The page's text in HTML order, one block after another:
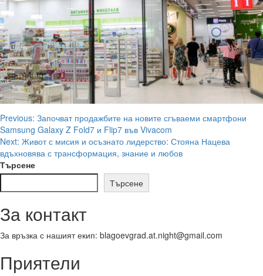
Post
navigation
Previous: Започват продажбите на новите сгъваеми смартфони
Samsung Galaxy Z Fold7 и Flip7 във Vivacom
Next: Живот с мисия и осъзнато лидерство: Стояна Нацева
вдъхновява с трансформация, знание и любов
Търсене
Търсене
За контакт
За връзка с нашият екип: blagoevgrad.at.night@gmail.com
Приятели